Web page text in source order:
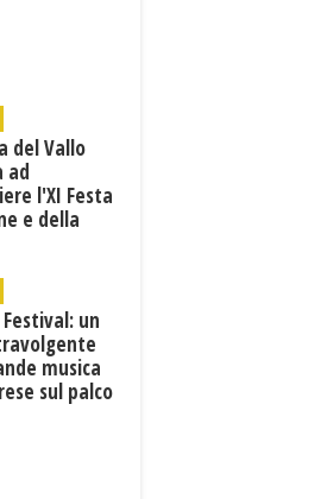
del Vallo
ad
l'XI Festa
e della
un
musica
sul palco